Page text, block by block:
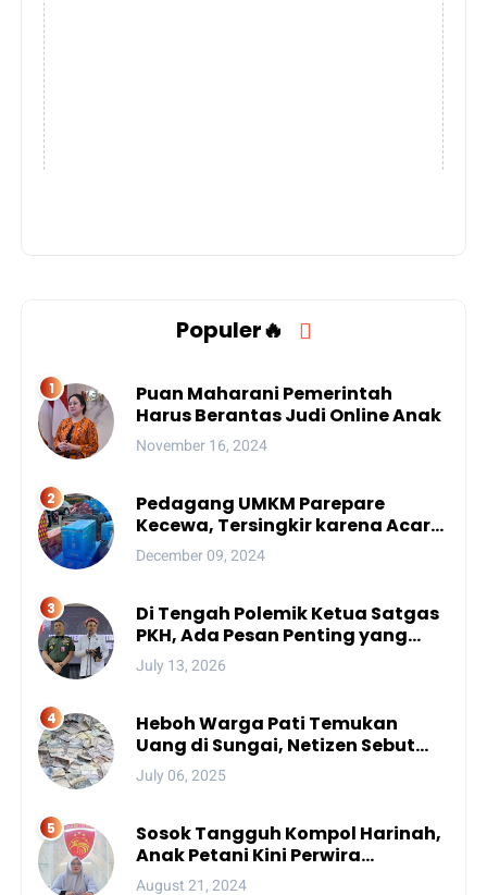
Populer🔥
Puan Maharani Pemerintah
Harus Berantas Judi Online Anak
November 16, 2024
Pedagang UMKM Parepare
Kecewa, Tersingkir karena Acara
Besar
December 09, 2024
Di Tengah Polemik Ketua Satgas
PKH, Ada Pesan Penting yang
Ditegaskan ke Publik
July 13, 2026
Heboh Warga Pati Temukan
Uang di Sungai, Netizen Sebut
Fenomena Aneh
July 06, 2025
Sosok Tangguh Kompol Harinah,
Anak Petani Kini Perwira
Menengah Polda Sulsel
August 21, 2024